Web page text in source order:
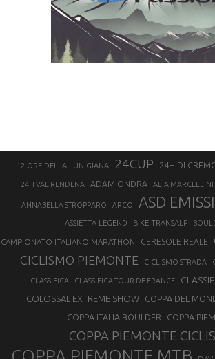
12 ORE DELLA LUNIGIANA 24CUP 24H DI
24H VAL RENDENA ADAM ONDRA ALIA MARCELLINI
ANNABELLA STROPPARO ARCO ASD
ASSIETTA LEGEND BIKE TRANSALP
CAMPIONATO ITALIANO MARATHON CERESOLE REALE
CICLISMO PIEMONTE CICLISMO STRADA
CLASSIFICA CLASSIFICA TOUR DE FRANCE
COLOSSAL EXTREME SHOW
COPPA DEL
COPPA ITALIA BOULDER
COPPA
COPPA PIEMONTE